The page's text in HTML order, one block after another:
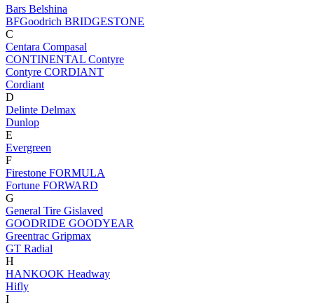
Bars Belshina
BFGoodrich BRIDGESTONE
C
Centara Compasal
CONTINENTAL Contyre
Contyre CORDIANT
Cordiant
D
Delinte Delmax
Dunlop
E
Evergreen
F
Firestone FORMULA
Fortune FORWARD
G
General Tire Gislaved
GOODRIDE GOODYEAR
Greentrac Gripmax
GT Radial
H
HANKOOK Headway
Hifly
I